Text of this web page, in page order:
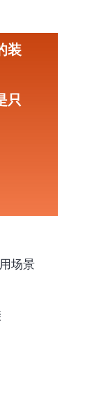
装
只
场景